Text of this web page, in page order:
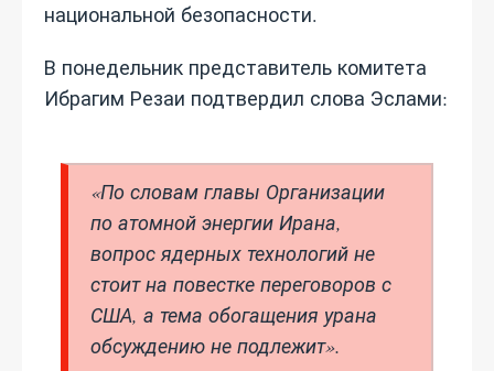
национальной безопасности.
В понедельник представитель комитета
Ибрагим Резаи подтвердил слова Эслами:
«По словам главы Организации
по атомной энергии Ирана,
вопрос ядерных технологий не
стоит на повестке переговоров с
США, а тема обогащения урана
обсуждению не подлежит».